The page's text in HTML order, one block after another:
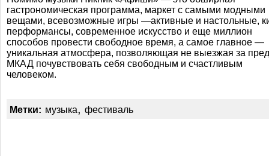
гастрономическая программа, маркет с самыми модными
вещами, всевозможные игры —активные и настольные,
перформансы, современное искусство и еще миллион
способов провести свободное время, а самое главное —
уникальная атмосфера, позволяющая не выезжая за
МКАД почувствовать себя свободным и счастливым
человеком.
Метки: музыка, фестиваль